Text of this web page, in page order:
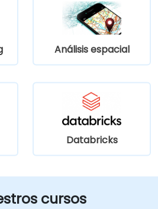
Análisis espacial
Databricks
cursos